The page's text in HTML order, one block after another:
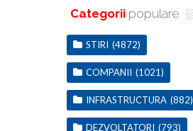
Categorii populare
STIRI (4872)
COMPANII (1021)
INFRASTRUCTURA (882)
DEZVOLTATORI (793)